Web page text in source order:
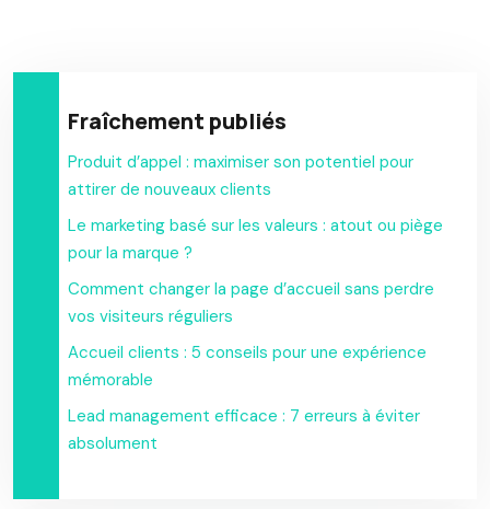
Fraîchement publiés
Produit d’appel : maximiser son potentiel pour
attirer de nouveaux clients
Le marketing basé sur les valeurs : atout ou piège
pour la marque ?
Comment changer la page d’accueil sans perdre
vos visiteurs réguliers
Accueil clients : 5 conseils pour une expérience
mémorable
Lead management efficace : 7 erreurs à éviter
absolument